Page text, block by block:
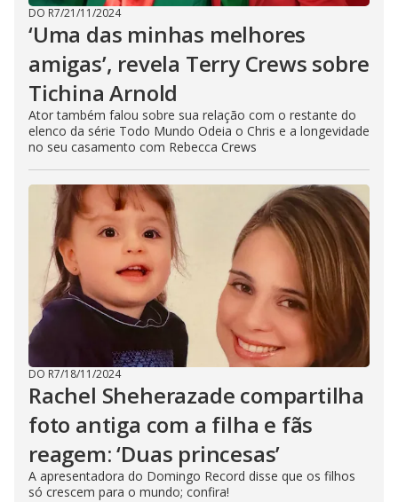
DO R7/21/11/2024
‘Uma das minhas melhores
amigas’, revela Terry Crews sobre
Tichina Arnold
Ator também falou sobre sua relação com o restante do
elenco da série Todo Mundo Odeia o Chris e a longevidade
no seu casamento com Rebecca Crews
DO R7/18/11/2024
Rachel Sheherazade compartilha
foto antiga com a filha e fãs
reagem: ‘Duas princesas’
A apresentadora do Domingo Record disse que os filhos
só crescem para o mundo; confira!